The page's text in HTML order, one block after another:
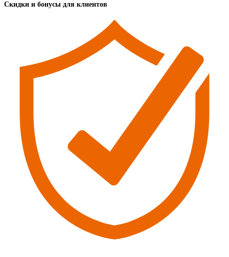
Скидки и бонусы для клиентов